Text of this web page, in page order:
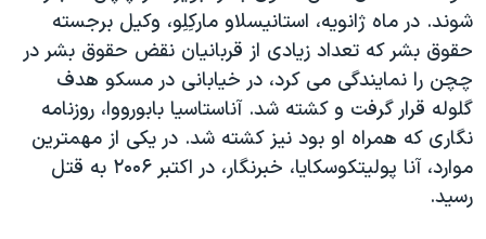
نرگس محمدی برنده جایزه نوبل صلح
همایش محافظه‌کاران آمریکا «سی‌پک»
صفحه‌های ویژه
سفر پرزیدنت ترامپ به چین
شوند. در ماه ژانویه، استانیسلاو مارکِلِو، وکیل برجسته
حقوق بشر که تعداد زیادی از قربانیان نقض حقوق بشر در
چچن را نمایندگی می کرد، در خیابانی در مسکو هدف
گلوله قرار گرفت و کشته شد. آناستاسیا بابورووا، روزنامه
نگاری که همراه او بود نیز کشته شد. در یکی از مهمترین
موارد، آنا پولیتکوسکایا، خبرنگار، در اکتبر ۲۰۰۶ به قتل
رسید.